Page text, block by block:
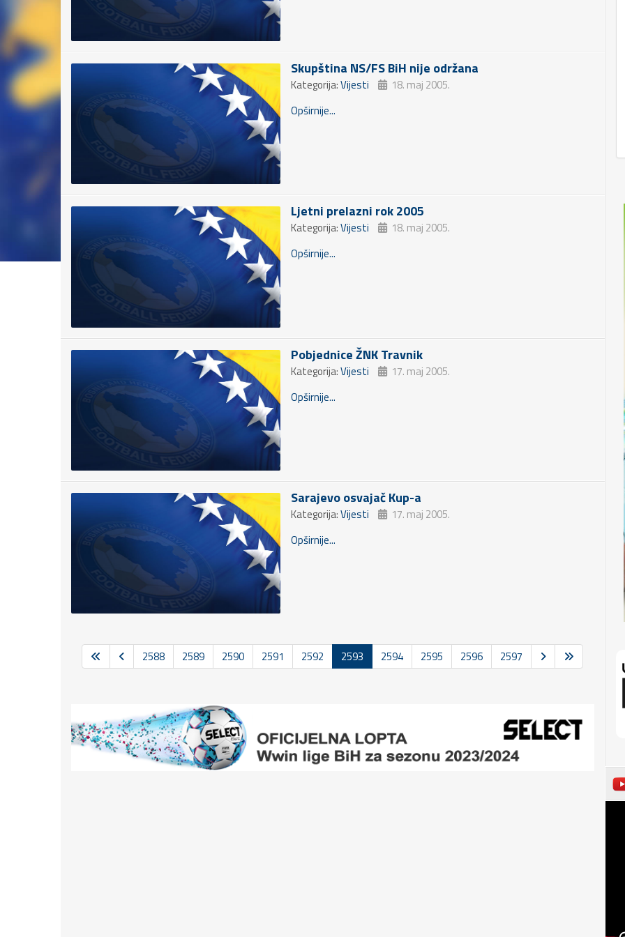
Skupština NS/FS BiH nije održana
Kategorija:Vijesti
18. maj 2005.
Opširnije...
Ljetni prelazni rok 2005
Kategorija:Vijesti
18. maj 2005.
Opširnije...
Pobjednice ŽNK Travnik
Kategorija:Vijesti
17. maj 2005.
Opširnije...
Sarajevo osvajač Kup-a
Kategorija:Vijesti
17. maj 2005.
Opširnije...
2588 2589 2590 2591 2592 2593 2594 2595 2596 2597